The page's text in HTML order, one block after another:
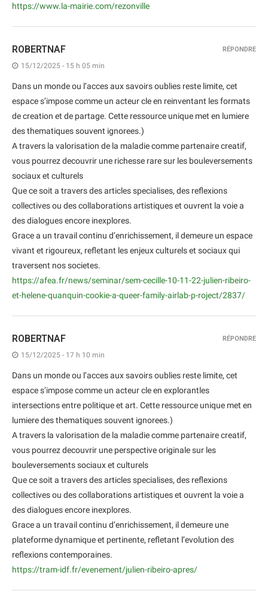
https://www.la-mairie.com/rezonville
ROBERTNAF
15/12/2025 - 15 h 05 min
Dans un monde ou l’acces aux savoirs oublies reste limite, cet
espace s’impose comme un acteur cle en reinventant les formats
de creation et de partage. Cette ressource unique met en lumiere
des thematiques souvent ignorees.)
A travers la valorisation de la maladie comme partenaire creatif,
vous pourrez decouvrir une richesse rare sur les bouleversements
sociaux et culturels
Que ce soit a travers des articles specialises, des reflexions
collectives ou des collaborations artistiques et ouvrent la voie a
des dialogues encore inexplores.
Grace a un travail continu d’enrichissement, il demeure un espace
vivant et rigoureux, refletant les enjeux culturels et sociaux qui
traversent nos societes.
https://afea.fr/news/seminar/sem-cecille-10-11-22-julien-ribeiro-
et-helene-quanquin-cookie-a-queer-family-airlab-p-roject/2837/
RÉPONDRE
ROBERTNAF
15/12/2025 - 17 h 10 min
Dans un monde ou l’acces aux savoirs oublies reste limite, cet
espace s’impose comme un acteur cle en explorantles
intersections entre politique et art. Cette ressource unique met en
lumiere des thematiques souvent ignorees.)
A travers la valorisation de la maladie comme partenaire creatif,
vous pourrez decouvrir une perspective originale sur les
bouleversements sociaux et culturels
Que ce soit a travers des articles specialises, des reflexions
collectives ou des collaborations artistiques et ouvrent la voie a
des dialogues encore inexplores.
Grace a un travail continu d’enrichissement, il demeure une
plateforme dynamique et pertinente, refletant l’evolution des
reflexions contemporaines.
https://tram-idf.fr/evenement/julien-ribeiro-apres/
RÉPONDRE